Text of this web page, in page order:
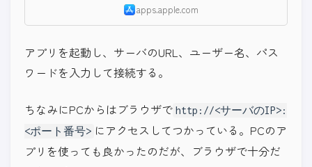
ユーザのヒント、「SubStreamer」に似
たゲームを見ることなどができます。
apps.apple.com
アプリを起動し、サーバのURL、ユーザー名、パス
ワードを入力して接続する。
ちなみにPCからはブラウザで http://<サーバのIP>:
<ポート番号> にアクセスしてつかっている。PCのア
プリを使っても良かったのだが、ブラウザで十分だ